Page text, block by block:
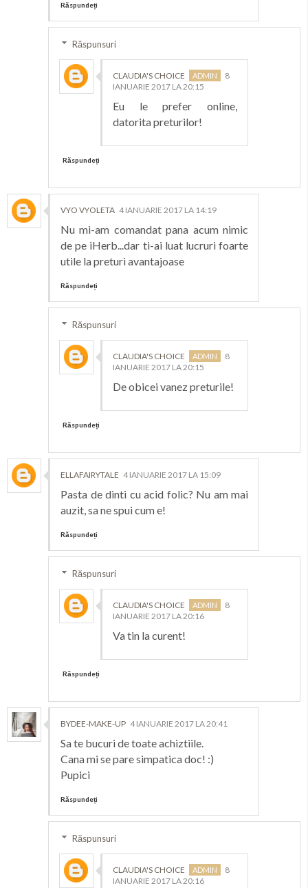
Răspundeți
Răspunsuri
CLAUDIA'S CHOICE
8
IANUARIE 2017 LA 20:15
Eu le prefer online,
datorita preturilor!
Răspundeți
VYO VYOLETA 4 IANUARIE 2017 LA 14:19
Nu mi-am comandat pana acum nimic
de pe iHerb...dar ti-ai luat lucruri foarte
utile la preturi avantajoase
Răspundeți
Răspunsuri
CLAUDIA'S CHOICE
8
IANUARIE 2017 LA 20:15
De obicei vanez preturile!
Răspundeți
ELLAFAIRYTALE 4 IANUARIE 2017 LA 15:09
Pasta de dinti cu acid folic? Nu am mai
auzit, sa ne spui cum e!
Răspundeți
Răspunsuri
CLAUDIA'S CHOICE
8
IANUARIE 2017 LA 20:16
Va tin la curent!
Răspundeți
BYDEE-MAKE-UP 4 IANUARIE 2017 LA 20:41
Sa te bucuri de toate achiztiile.
Cana mi se pare simpatica doc! :)
Pupici
Răspundeți
Răspunsuri
CLAUDIA'S CHOICE
8
IANUARIE 2017 LA 20:16